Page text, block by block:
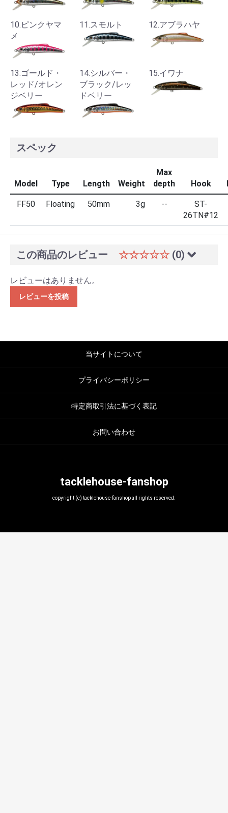
10.ピンクヤマ
メ
11.スモルト 12.アブラハヤ
13.ゴールド・
レッド/オレン
ジベリー
14.シルバー・
ブラック/レッ
ドベリー
15.イワナ
スペック
Model Type Length Weight
Max
depth
Hook
FF50 Floating 50mm 3g --
ST-
26TN#12
この商品のレビュー ☆☆☆☆☆ (0)
レビューはありません。
レビューを投稿
当サイトについて
プライバシーポリシー
特定商取引法に基づく表記
お問い合わせ
tacklehouse-fanshop
copyright (c) tacklehouse-fanshop all rights reserved.